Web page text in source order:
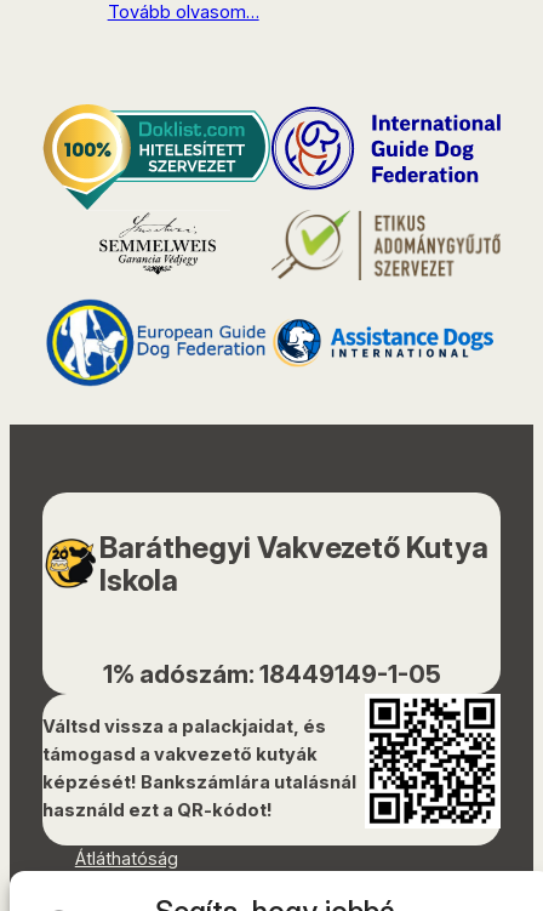
Tovább olvasom…
Baráthegyi Vakvezető Kutya
Iskola
1% adószám: 18449149-1-05
Váltsd vissza a palackjaidat, és
támogasd a vakvezető kutyák
képzését! Bankszámlára utalásnál
használd ezt a QR-kódot!
Átláthatóság